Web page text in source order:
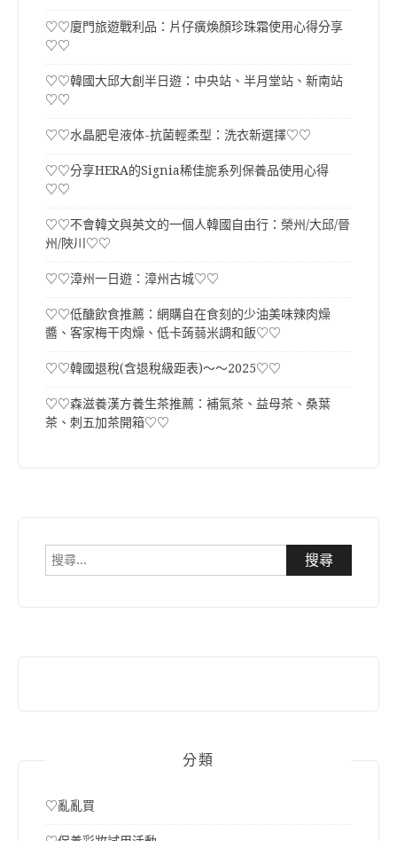
♡♡廈門旅遊戰利品：片仔癀煥顏珍珠霜使用心得分享
♡♡
♡♡韓國大邱大創半日遊：中央站、半月堂站、新南站
♡♡
♡♡水晶肥皂液体-抗菌輕柔型：洗衣新選擇♡♡
♡♡分享HERA的Signia稀佳旎系列保養品使用心得
♡♡
♡♡不會韓文與英文的一個人韓國自由行：榮州/大邱/晉
州/陜川♡♡
♡♡漳州一日遊：漳州古城♡♡
♡♡低醣飲食推薦：網購自在食刻的少油美味辣肉燥
醬、客家梅干肉燥、低卡蒟蒻米調和飯♡♡
♡♡韓國退稅(含退稅級距表)～～2025♡♡
♡♡森滋養漢方養生茶推薦：補氣茶、益母茶、桑葉
茶、刺五加茶開箱♡♡
搜
尋
分類
♡亂亂買